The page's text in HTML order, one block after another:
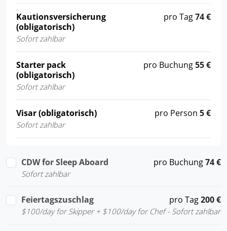
Kautionsversicherung
(obligatorisch)
Sofort zahlbar
pro Tag74 €
Starter pack
(obligatorisch)
Sofort zahlbar
pro Buchung55 €
Visar (obligatorisch)
Sofort zahlbar
pro Person 5 €
CDW for Sleep Aboard
Sofort zahlbar
pro Buchung74 €
Feiertagszuschlag
$100/day for Skipper + $100/day for Chef - Sofort zahlbar
pro Tag200 €